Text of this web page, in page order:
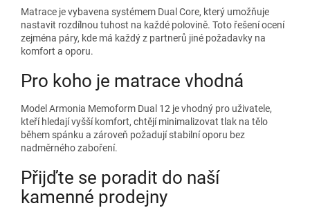
Matrace je vybavena systémem Dual Core, který umožňuje
nastavit rozdílnou tuhost na každé polovině. Toto řešení ocení
zejména páry, kde má každý z partnerů jiné požadavky na
komfort a oporu.
Pro koho je matrace vhodná
Model Armonia Memoform Dual 12 je vhodný pro uživatele,
kteří hledají vyšší komfort, chtějí minimalizovat tlak na tělo
během spánku a zároveň požadují stabilní oporu bez
nadměrného zaboření.
Přijďte se poradit do naší
kamenné prodejny